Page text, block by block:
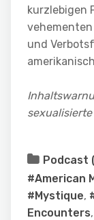
kurzlebigen
und
Podcast
#American
#Mystique,
Encounters,